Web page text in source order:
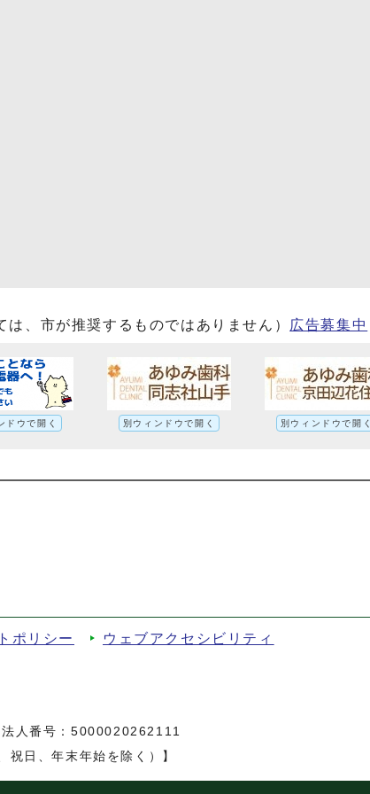
、市が推奨するものではありません） 広告募集中
ドウで開く 別ウィンドウで開く 別ウィンドウで開く
ポリシー ウェブアクセシビリティ
人番号：5000020262111
祝日、年末年始を除く）】